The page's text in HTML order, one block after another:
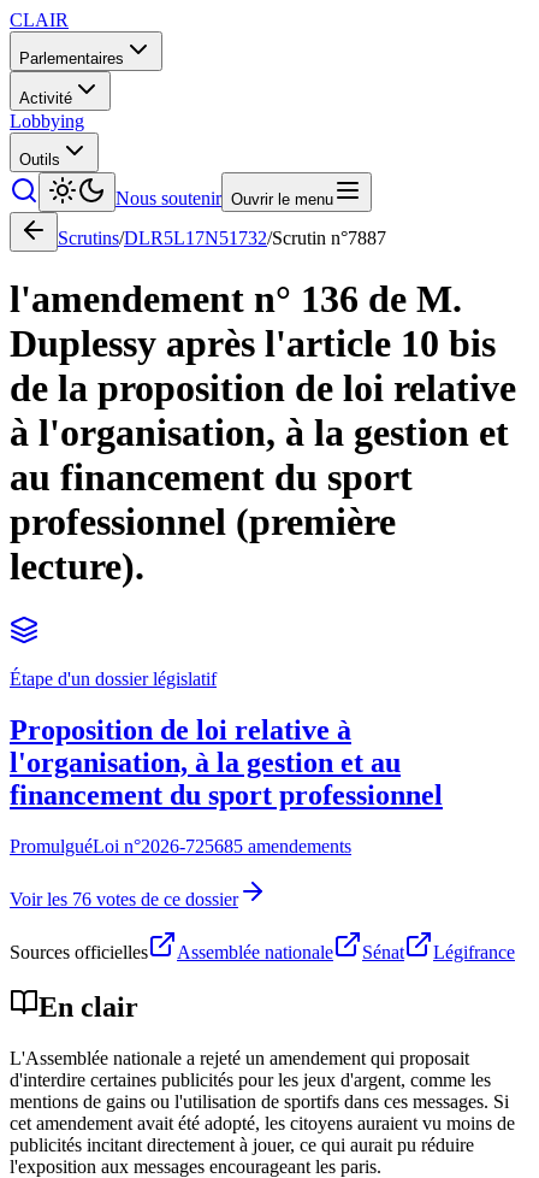
CLAIR
Parlementaires
Activité
Lobbying
Outils
Nous soutenir Ouvrir le menu
Scrutins/DLR5L17N51732/Scrutin n°7887
l'amendement n° 136 de M.
Duplessy après l'article 10 bis
de la proposition de loi relative
à l'organisation, à la gestion et
au financement du sport
professionnel (première
lecture).
Étape d'un dossier législatif
Proposition de loi relative à
l'organisation, à la gestion et au
financement du sport professionnel
PromulguéLoi n°2026-725685 amendements
Voir les 76 votes de ce dossier
Sources officielles Assemblée nationale Sénat Légifrance
En clair
L'Assemblée nationale a rejeté un amendement qui proposait
d'interdire certaines publicités pour les jeux d'argent, comme les
mentions de gains ou l'utilisation de sportifs dans ces messages. Si
cet amendement avait été adopté, les citoyens auraient vu moins de
publicités incitant directement à jouer, ce qui aurait pu réduire
l'exposition aux messages encourageant les paris.